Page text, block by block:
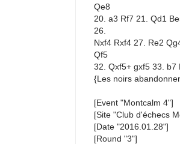
Qe8
20. a3 Rf7 21. Qd1
26.
Nxf4 Rxf4 27. Re2
Qf5
32. Qxf5+ gxf5 33. b7
{Les noirs
[Event "Montcalm 4"]
[Site "Club d'échecs
[Date "2016.01.28"]
[Round "3"]